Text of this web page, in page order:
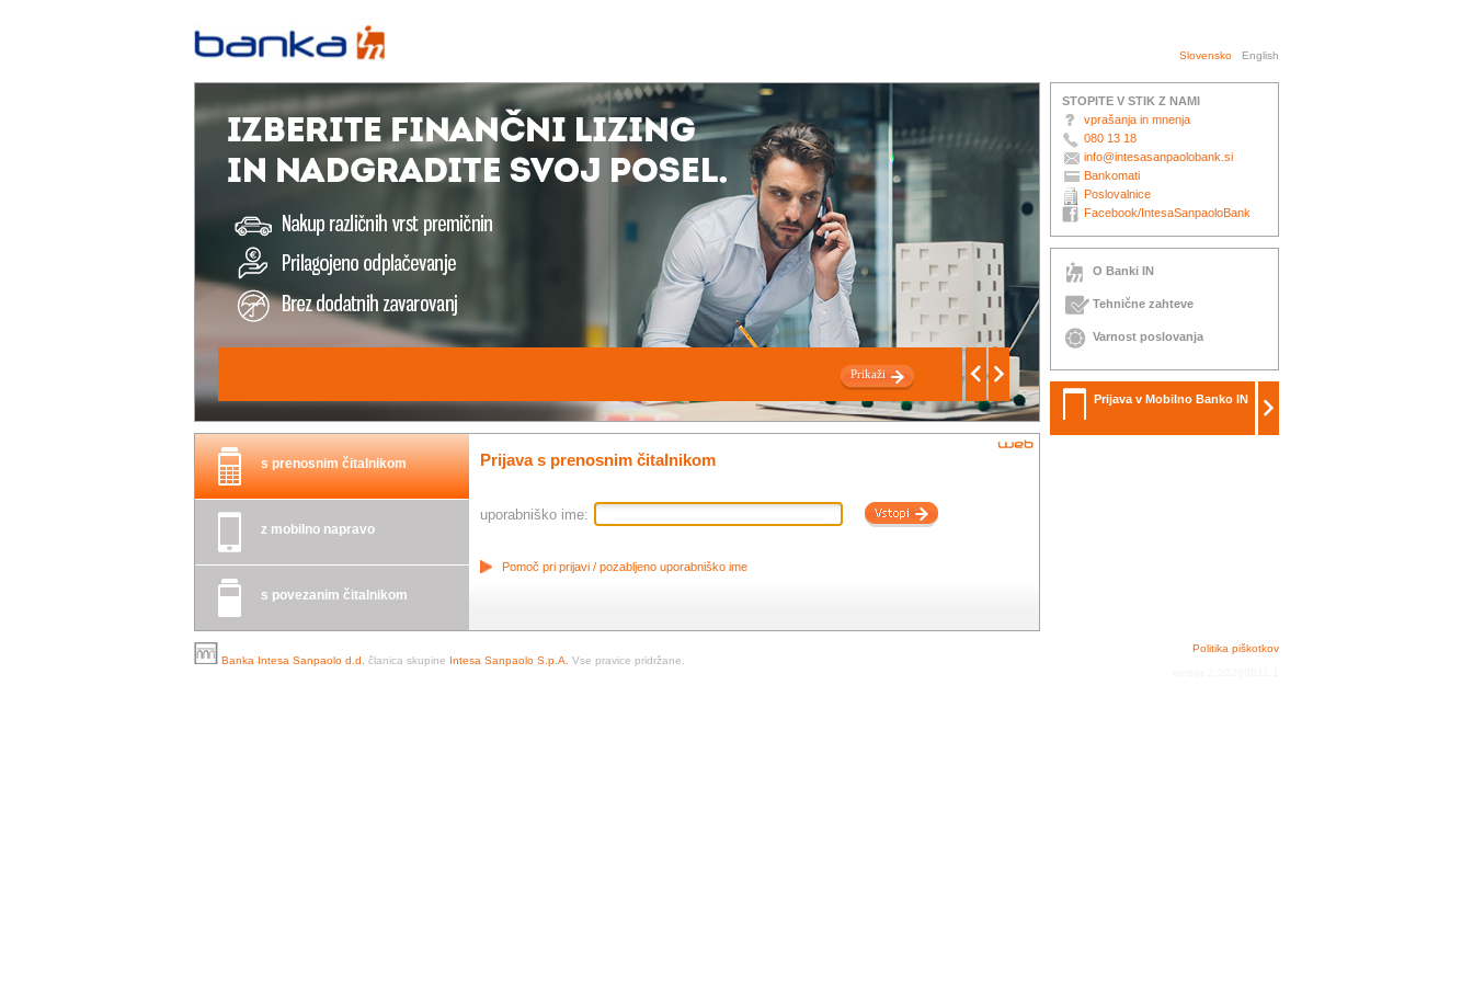
Slovensko English
Prikaži
s prenosnim čitalnikom
z mobilno napravo
s povezanim čitalnikom
Prijava s prenosnim čitalnikom
uporabniško ime:
Pomoč pri prijavi / pozabljeno uporabniško ime
STOPITE V STIK Z NAMI
vprašanja in mnenja
080 13 18
info@intesasanpaolobank.si
Bankomati
Poslovalnice
Facebook/IntesaSanpaoloBank
O Banki IN
Tehnične zahteve
Varnost poslovanja
Prijava v Mobilno Banko IN
Banka Intesa Sanpaolo d.d. članica skupine Intesa Sanpaolo S.p.A. Vse pravice pridržane.
Politika piškotkov